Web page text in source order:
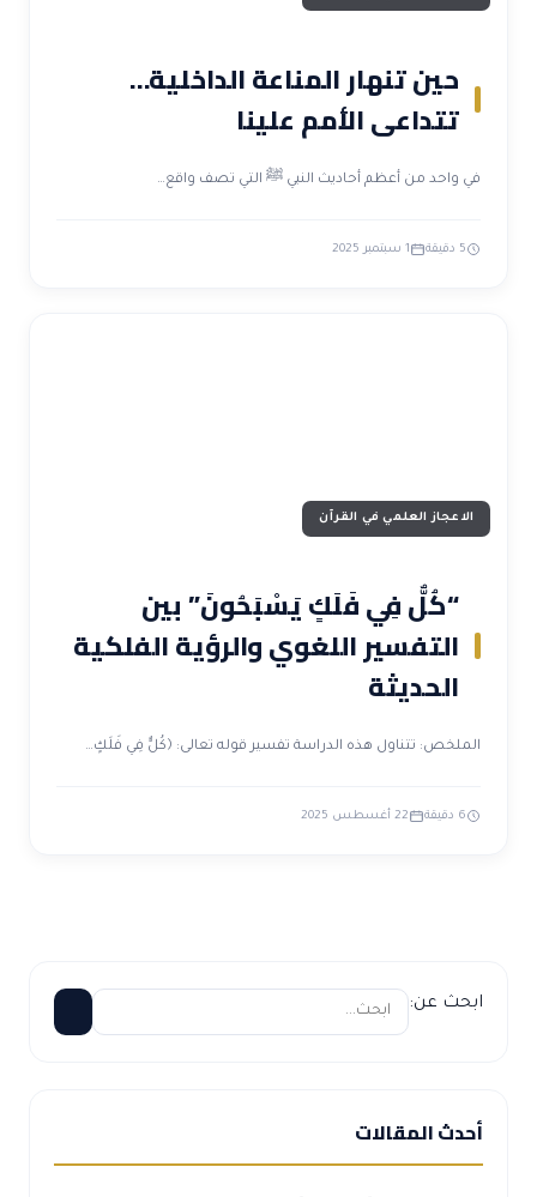
حين تنهار المناعة الداخلية…
تتداعى الأمم علينا
في واحد من أعظم أحاديث النبي ﷺ التي تصف واقع…
5 دقيقة 1 سبتمبر 2025
الاعجاز العلمي في القرآن
“كُلٌّ فِي فَلَكٍ يَسْبَحُونَ” بين
التفسير اللغوي والرؤية الفلكية
الحديثة
الملخص: تتناول هذه الدراسة تفسير قوله تعالى: ﴿كُلٌّ فِي فَلَكٍ…
6 دقيقة 22 أغسطس 2025
ابحث عن:
أحدث المقالات